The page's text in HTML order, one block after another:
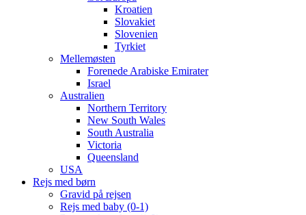
Kroatien
Slovakiet
Slovenien
Tyrkiet
Mellemøsten
Forenede Arabiske Emirater
Israel
Australien
Northern Territory
New South Wales
South Australia
Victoria
Queensland
USA
Rejs med børn
Gravid på rejsen
Rejs med baby (0-1)